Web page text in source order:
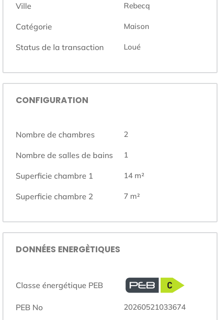
Ville Rebecq
Catégorie Maison
Status de la transaction Loué
CONFIGURATION
Nombre de chambres 2
Nombre de salles de bains 1
Superficie chambre 1 14 m²
Superficie chambre 2 7 m²
DONNÉES ENERGÈTIQUES
Classe énergétique PEB
PEB No 20260521033674